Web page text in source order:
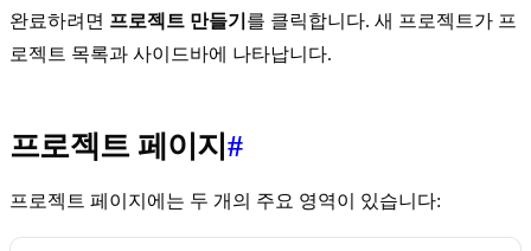
완료하려면 프로젝트 만들기 를 클릭합니다. 새 프로젝트가 프
로젝트 목록과 사이드바에 나타납니다.
프로젝트 페이지 #
프로젝트 페이지에는 두 개의 주요 영역이 있습니다: